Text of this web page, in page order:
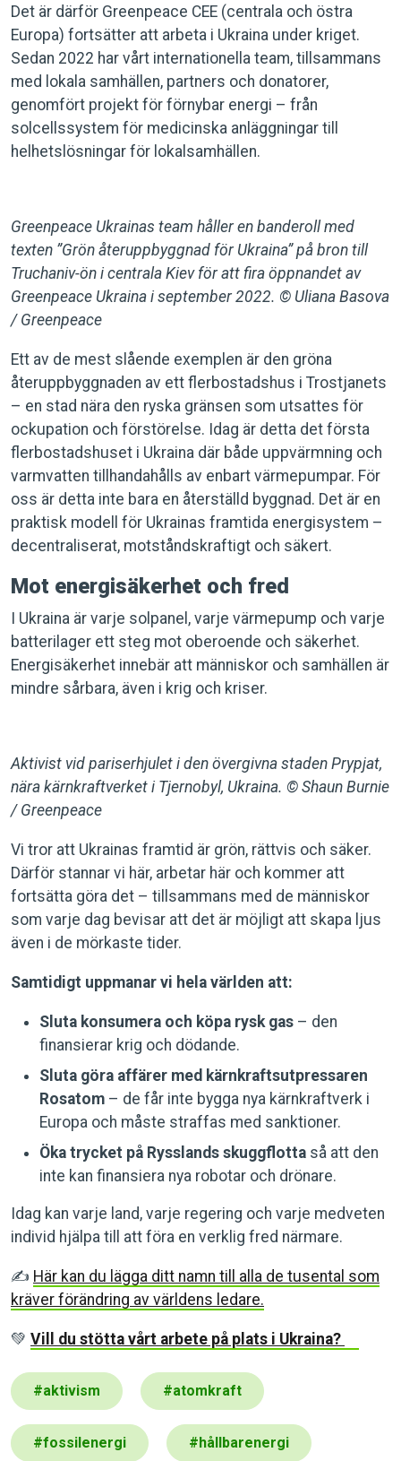
Det är därför Greenpeace CEE (centrala och östra
Europa) fortsätter att arbeta i Ukraina under kriget.
Sedan 2022 har vårt internationella team, tillsammans
med lokala samhällen, partners och donatorer,
genomfört projekt för förnybar energi – från
solcellssystem för medicinska anläggningar till
helhetslösningar för lokalsamhällen.
Greenpeace Ukrainas team håller en banderoll med
texten ”Grön återuppbyggnad för Ukraina” på bron till
Truchaniv-ön i centrala Kiev för att fira öppnandet av
Greenpeace Ukraina i september 2022. © Uliana Basova
/ Greenpeace
Ett av de mest slående exemplen är den gröna
återuppbyggnaden av ett flerbostadshus i Trostjanets
– en stad nära den ryska gränsen som utsattes för
ockupation och förstörelse. Idag är detta det första
flerbostadshuset i Ukraina där både uppvärmning och
varmvatten tillhandahålls av enbart värmepumpar. För
oss är detta inte bara en återställd byggnad. Det är en
praktisk modell för Ukrainas framtida energisystem –
decentraliserat, motståndskraftigt och säkert.
Mot energisäkerhet och fred
I Ukraina är varje solpanel, varje värmepump och varje
batterilager ett steg mot oberoende och säkerhet.
Energisäkerhet innebär att människor och samhällen är
mindre sårbara, även i krig och kriser.
Aktivist vid pariserhjulet i den övergivna staden Prypjat,
nära kärnkraftverket i Tjernobyl, Ukraina. © Shaun Burnie
/ Greenpeace
Vi tror att Ukrainas framtid är grön, rättvis och säker.
Därför stannar vi här, arbetar här och kommer att
fortsätta göra det – tillsammans med de människor
som varje dag bevisar att det är möjligt att skapa ljus
även i de mörkaste tider.
Samtidigt uppmanar vi hela världen att:
Sluta konsumera och köpa rysk gas – den
finansierar krig och dödande.
Sluta göra affärer med kärnkraftsutpressaren
Rosatom – de får inte bygga nya kärnkraftverk i
Europa och måste straffas med sanktioner.
Öka trycket på Rysslands skuggflotta så att den
inte kan finansiera nya robotar och drönare.
Idag kan varje land, varje regering och varje medveten
individ hjälpa till att föra en verklig fred närmare.
✍️ Här kan du lägga ditt namn till alla de tusental som
kräver förändring av världens ledare.
💚 Vill du stötta vårt arbete på plats i Ukraina?
#aktivism #atomkraft
#fossilenergi #hållbarenergi